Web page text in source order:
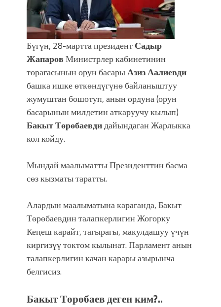
ЖУСУП АБДРАХМАНОВ
Бүгүн, 28-мартта президентСадыр
ЖапаровМинистрлер кабинетинин
төрагасынын орун басарыАзиз Аалиевди
башка ишке өткөндүгүнө байланыштуу
жумуштан бошотуп, анын ордуна (орун
басарынын милдетин аткаруучу кылып)
Бакыт Төрөбаевдидайындаган Жарлыкка
кол койду.
Мындай маалыматты Президенттин басма
сөз кызматы таратты.
Алардын маалыматына караганда, Бакыт
Төрөбаевдин талапкерлигин Жогорку
Кеңеш карайт, тагырагы, макулдашуу үчүн
киргизүү токтом кылынат. Парламент анын
талапкерлигин качан карары азырынча
белгисиз.
Бакыт Төрөбаев деген ким?..